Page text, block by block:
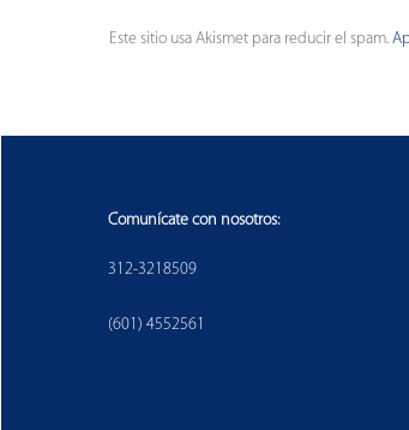
Este sitio usa Akismet para reducir el spam.
Comunícate con nosotros:
312-3218509
(601) 4552561